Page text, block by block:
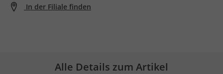
In der Filiale finden
Alle Details zum Artikel